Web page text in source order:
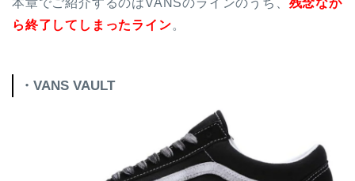
本章でご紹介するのはVANSのラインのうち、 残念なが
ら終了してしまったライン。
・VANS VAULT